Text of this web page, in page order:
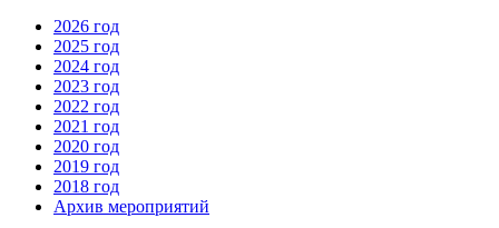
2026 год
2025 год
2024 год
2023 год
2022 год
2021 год
2020 год
2019 год
2018 год
Архив мероприятий